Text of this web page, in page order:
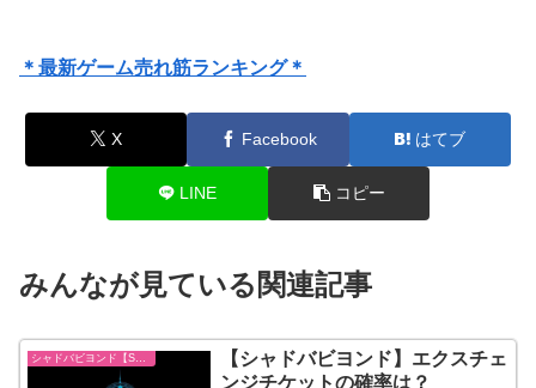
＊最新ゲーム売れ筋ランキング＊
X Facebook はてブ
LINE コピー
みんなが見ている関連記事
シャドバビヨンド【Shadowverse: Worlds Beyond】
【シャドバビヨンド】エクスチェ
ンジチケットの確率は？